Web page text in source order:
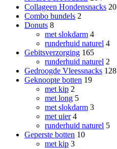
Collageen Hondensnacks 20
Combo bundels 2
Donuts 8
met slokdarm 4
runderhuid naturel 4
Gebitsverzorging 165
runderhuid naturel 2
Gedroogde Vleessnacks 128
Geknoopte botten 19
met kip 2
met long 5
met slokdarm 3
met uier 4
runderhuid naturel 5
Geperste botten 10
met kip 3